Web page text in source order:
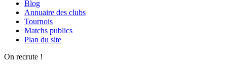
Blog
Annuaire des clubs
Tournois
Matchs publics
Plan du site
On recrute !